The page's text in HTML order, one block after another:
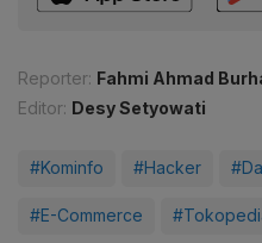
Reporter: Fahmi Ahmad
Editor: Desy Setyowati
#Kominfo #Hacker
#E-Commerce